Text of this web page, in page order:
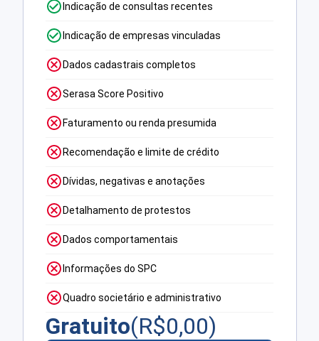
Indicação de consultas recentes
Indicação de empresas vinculadas
Dados cadastrais completos
Serasa Score Positivo
Faturamento ou renda presumida
Recomendação e limite de crédito
Dívidas, negativas e anotações
Detalhamento de protestos
Dados comportamentais
Informações do SPC
Quadro societário e administrativo
Gratuito(R$0,00)